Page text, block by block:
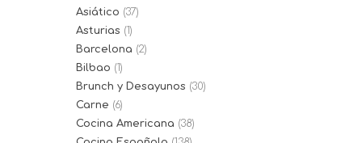
Asiático (37)
Asturias (1)
Barcelona (2)
Bilbao (1)
Brunch y Desayunos (30)
Carne (6)
Cocina Americana (38)